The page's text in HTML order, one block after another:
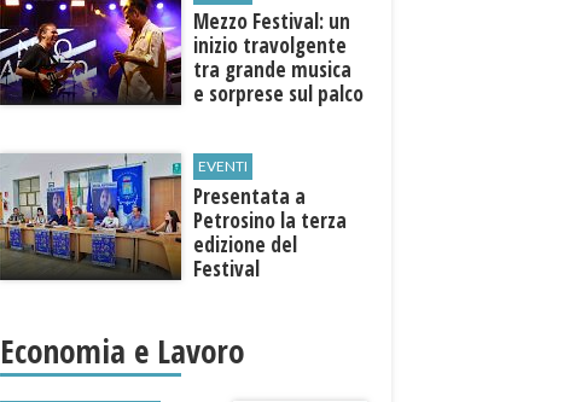
Mezzo Festival: un
inizio travolgente
tra grande musica
e sorprese sul palco
EVENTI
Presentata a
Petrosino la terza
edizione del
Festival
"Voci dal
Mediterraneo"
Economia e Lavoro